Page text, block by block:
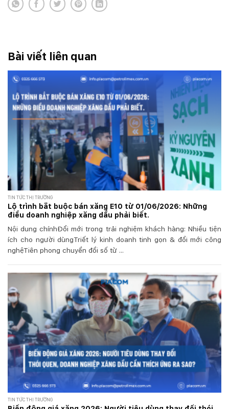
Bài viết liên quan
TIN TỨC THỊ TRƯỜNG
Lộ trình bắt buộc bán xăng E10 từ 01/06/2026: Những
điều doanh nghiệp xăng dầu phải biết.
Nội dung chínhĐổi mới trong trải nghiệm khách hàng: Nhiều tiện
ích cho người dùngTriết lý kinh doanh tinh gọn & đổi mới công
nghệTiên phong chuyển đổi số từ ...
TIN TỨC THỊ TRƯỜNG